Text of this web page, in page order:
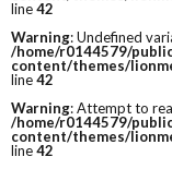
line42
Warning: Undefined
/home/r0144579/
content/themes/
line42
Warning: Attempt to
/home/r0144579/
content/themes/
line42